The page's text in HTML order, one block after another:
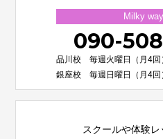
Milky
090-
品川校 毎週火曜日（月4回
銀座校 毎週日曜日（月4回
スクールや体験